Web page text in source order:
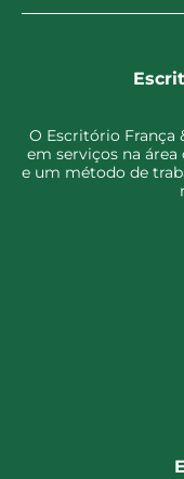
O Escritório França
em serviços na
e um método de